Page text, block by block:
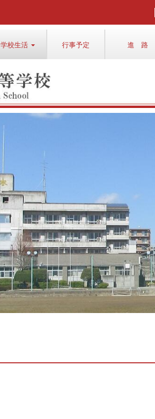
学校生活 行事予定 進 路